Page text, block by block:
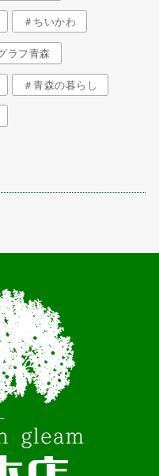
＃ちいかわ
ラフ青森
＃青森の暮らし